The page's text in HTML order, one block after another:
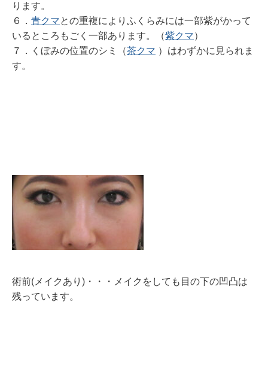
ります。
６． 青クマとの重複によりふくらみには一部紫がかって
いるところもごく一部あります。（紫クマ）
７．くぼみの位置のシミ（茶クマ ）はわずかに見られま
す。
術前(メイクあり)・・・メイクをしても目の下の凹凸は
残っています。